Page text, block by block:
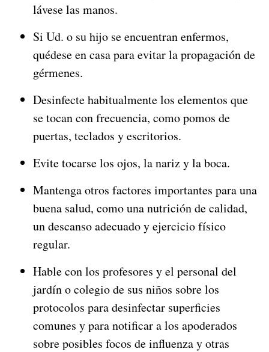
lávese las manos.
Si Ud. o su hijo se encuentran enfermos,
quédese en casa para evitar la propagación de
gérmenes.
Desinfecte habitualmente los elementos que
se tocan con frecuencia, como pomos de
puertas, teclados y escritorios.
Evite tocarse los ojos, la nariz y la boca.
Mantenga otros factores importantes para una
buena salud, como una nutrición de calidad,
un descanso adecuado y ejercicio físico
regular.
Hable con los profesores y el personal del
jardín o colegio de sus niños sobre los
protocolos para desinfectar superficies
comunes y para notificar a los apoderados
sobre posibles focos de influenza y otras